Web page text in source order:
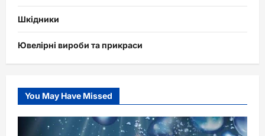
Шкідники
Ювелірні вироби та прикраси
You May Have Missed